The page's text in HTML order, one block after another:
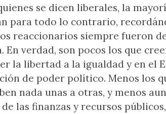
se dicen liberales, la
para todo lo contrario,
reaccionarios siempre fueron
En verdad, son pocos los que
la libertad a la igualdad y en el
de poder político. Menos los
nada unas a otras, y menos
las finanzas y recursos